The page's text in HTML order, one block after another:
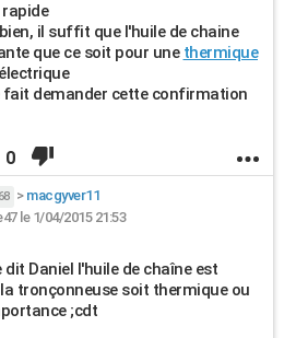
il suffit que l'huile de chaine
que ce soit pour une thermique
fait demander cette confirmation
0
> macgyver11
le 1/04/2015 21:53
Daniel l'huile de chaîne est
tronçonneuse soit thermique ou
;cdt